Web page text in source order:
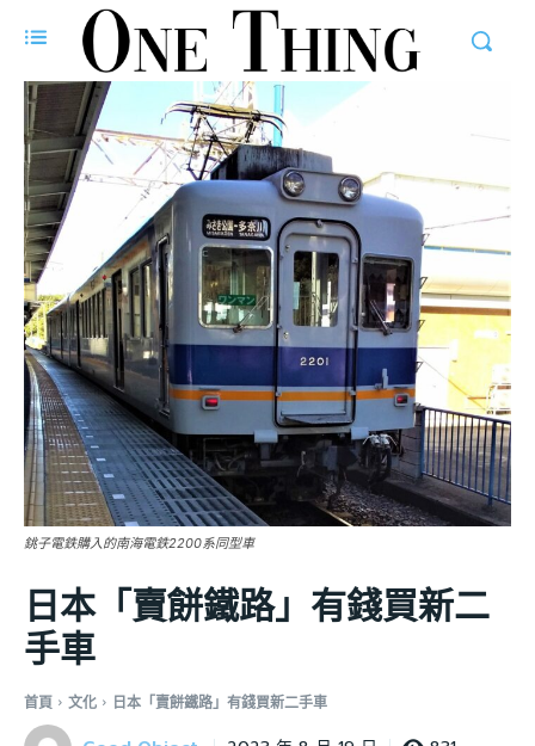
銚子電鉄購入的南海電鉄2200系同型車
日本「賣餅鐵路」有錢買新二
手車
首頁 文化 日本「賣餅鐵路」有錢買新二手車